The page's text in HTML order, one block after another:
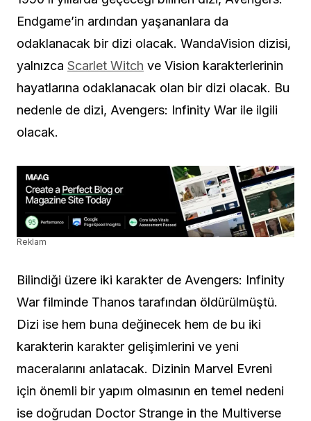
Endgame’in ardından yaşananlara da
odaklanacak bir dizi olacak. WandaVision dizisi,
yalnızca Scarlet Witch ve Vision karakterlerinin
hayatlarına odaklanacak olan bir dizi olacak. Bu
nedenle de dizi, Avengers: Infinity War ile ilgili
olacak.
Reklam
Bilindiği üzere iki karakter de Avengers: Infinity
War filminde Thanos tarafından öldürülmüştü.
Dizi ise hem buna değinecek hem de bu iki
karakterin karakter gelişimlerini ve yeni
maceralarını anlatacak. Dizinin Marvel Evreni
için önemli bir yapım olmasının en temel nedeni
ise doğrudan Doctor Strange in the Multiverse